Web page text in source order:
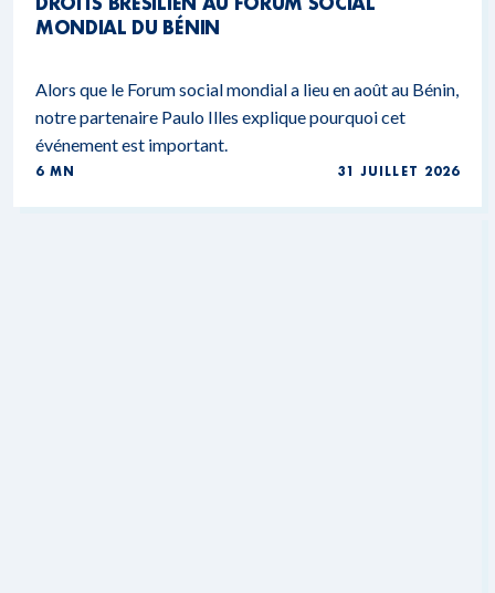
MONDIAL DU BÉNIN
Alors que le Forum social mondial a lieu en août au Bénin,
notre partenaire Paulo Illes explique pourquoi cet
événement est important.
6 MN 31 JUILLET 2026